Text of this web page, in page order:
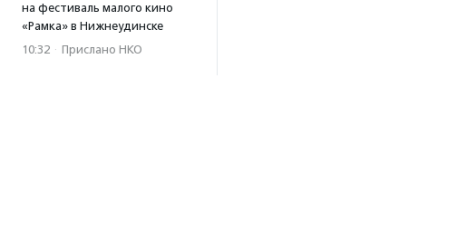
на фестиваль малого кино
«Рамка» в Нижнеудинске
10:32 · Прислано НКО